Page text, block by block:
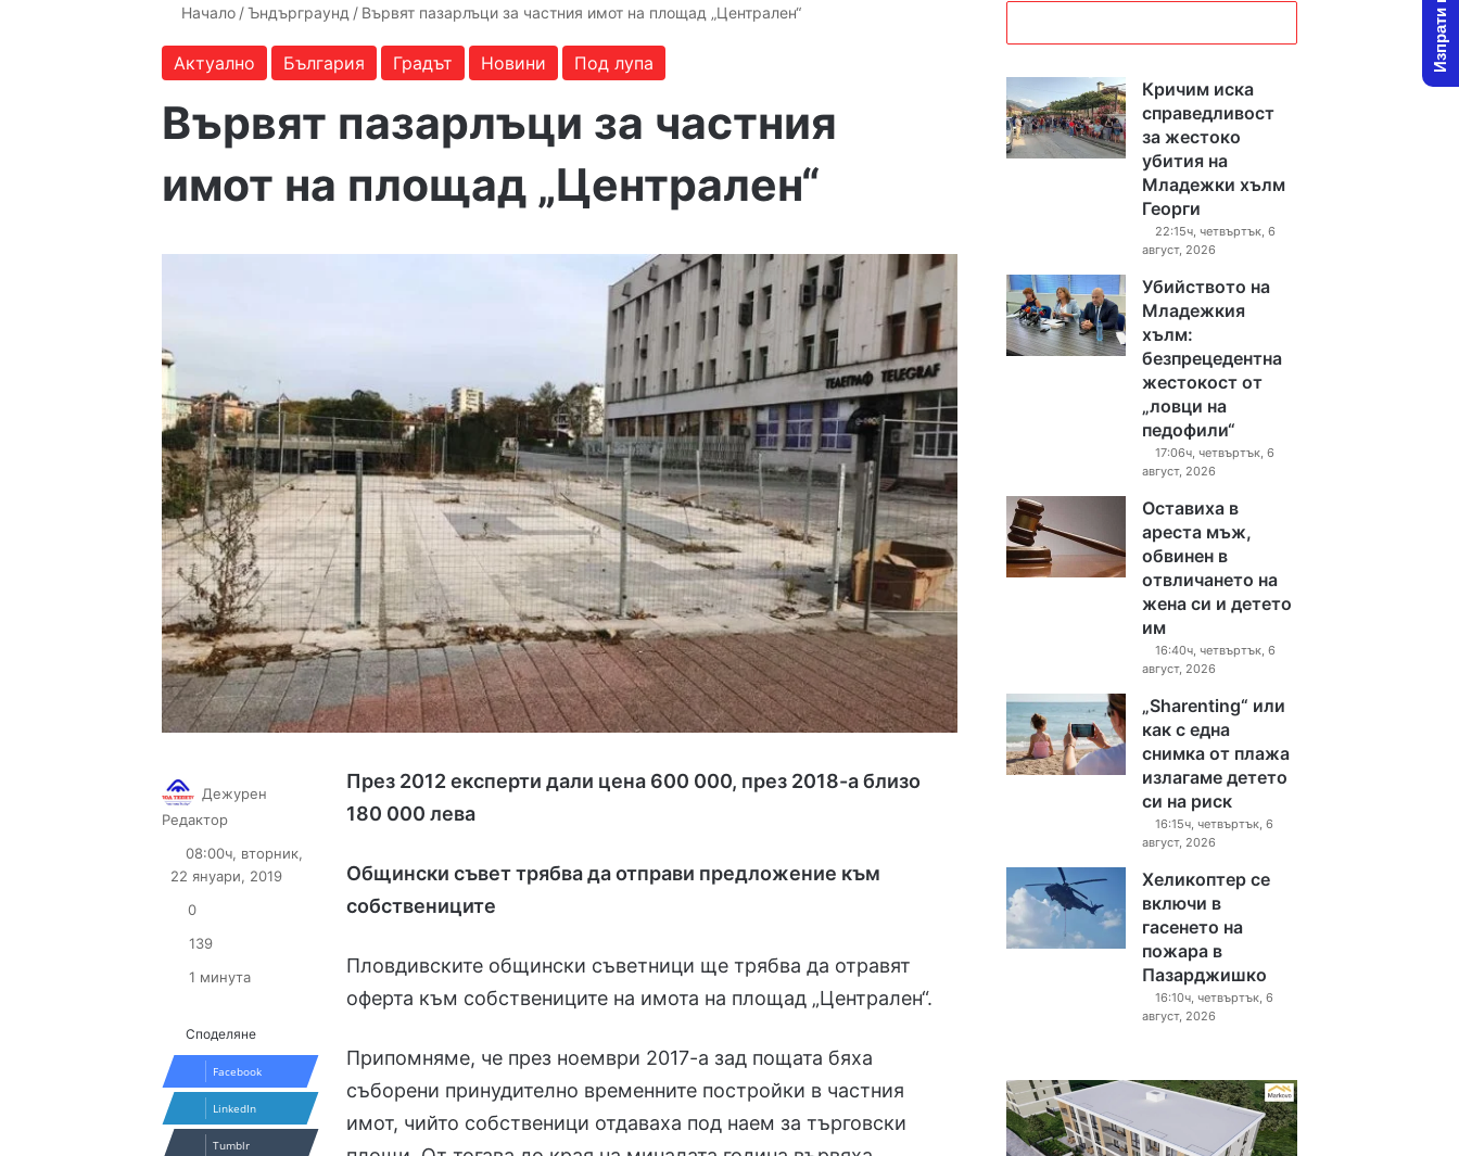
Начало / Ъндърграунд / Вървят пазарлъци за частния имот на площад „Централен“
Актуално България Градът Новини Под лупа
Вървят пазарлъци за частния
имот на площад „Централен“
През 2012 експерти дали цена 600 000, през 2018-а близо
180 000 лева
Общински съвет трябва да отправи предложение към
собствениците
Пловдивските общински съветници ще трябва да отравят
оферта към собствениците на имота на площад „Централен“.
Припомняме, че през ноември 2017-а зад пощата бяха
съборени принудително временните постройки в частния
имот, чийто собственици отдаваха под наем за търговски
Дежурен
Редактор
X email
08:00ч, вторник,
22 януари, 2019
0
139
1 минута
Споделяне
Facebook
LinkedIn
Tumblr
Кричим иска
справедливост
за жестоко
убития на
Младежки хълм
Георги
22:15ч, четвъртък, 6
август, 2026
Убийството на
Младежкия
хълм:
безпрецедентна
жестокост от
„ловци на
педофили“
17:06ч, четвъртък, 6
август, 2026
Оставиха в
ареста мъж,
обвинен в
отвличането на
жена си и детето
им
16:40ч, четвъртък, 6
август, 2026
„Sharenting“ или
как с една
снимка от плажа
излагаме детето
си на риск
16:15ч, четвъртък, 6
август, 2026
Хеликоптер се
включи в
гасенето на
пожара в
Пазарджишко
16:10ч, четвъртък, 6
август, 2026